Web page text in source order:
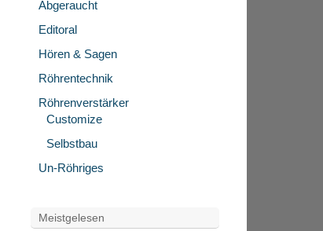
Abgeraucht
Editoral
Hören & Sagen
Röhrentechnik
Röhrenverstärker
Customize
Selbstbau
Un-Röhriges
Meistgelesen